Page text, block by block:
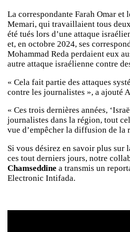
La correspondante Farah Omar et
Memari, qui travaillaient tous
été tués lors d’une attaque
et, en octobre 2024, ses
Mohammad Reda perdaient eux
autre attaque israélienne contre
« Cela fait partie des attaques
contre les journalistes », a ajouté
« Ces trois dernières années,
journalistes dans la région, tout
vue d’empêcher la diffusion de la
Si vous désirez en savoir plus sur
ces tout derniers jours, notre
Chamseddine a transmis un
Electronic Intifada.